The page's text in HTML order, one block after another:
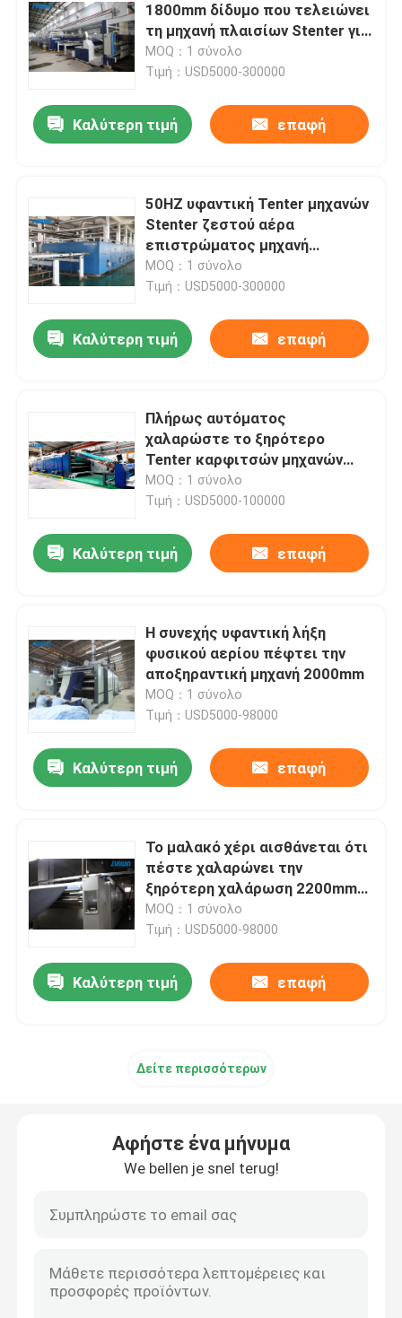
Περίπου εμείς
Γύρος εργοστασίων
Μας ελάτε σε επαφή με
Ζητήστε ένα απόσπασμα
1800mm δίδυμο που τελειώνει
τη μηχανή πλαισίων Stenter για
τα υφάσματα βαμβακιού
MOQ：1 σύνολο
Τιμή：USD5000-300000
Καλύτερη τιμή επαφή
50HZ υφαντική Tenter μηχανών
Stenter ζεστού αέρα
επιστρώματος μηχανή
επιστρώματος υφάσματος
πλαισίων
MOQ：1 σύνολο
Τιμή：USD5000-300000
Καλύτερη τιμή επαφή
Πλήρως αυτόματος
χαλαρώστε το ξηρότερο
Tenter καρφιτσών μηχανών
πλαίσιο Preshrinkage για το
πλέξιμο του υφάσματος
MOQ：1 σύνολο
Τιμή：USD5000-100000
Καλύτερη τιμή επαφή
Η συνεχής υφαντική λήξη
φυσικού αερίου πέφτει την
αποξηραντική μηχανή 2000mm
MOQ：1 σύνολο
Τιμή：USD5000-98000
Καλύτερη τιμή επαφή
Το μαλακό χέρι αισθάνεται ότι
πέστε χαλαρώνει την
ξηρότερη χαλάρωση 2200mm
υφάσματος μηχανών
MOQ：1 σύνολο
Τιμή：USD5000-98000
Καλύτερη τιμή επαφή
Δείτε περισσότερων
Αφήστε ένα μήνυμα
We bellen je snel terug!